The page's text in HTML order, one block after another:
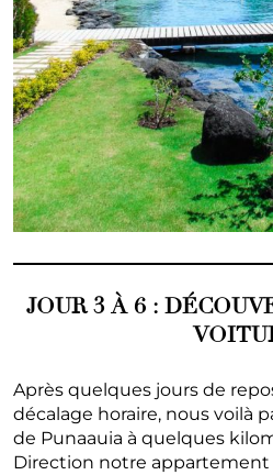
JOUR 3 À 6 :
Après quelques jours de
décalage horaire, nous voilà
de Punaauia à quelques
Direction notre appartement